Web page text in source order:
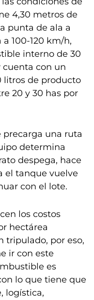
4,30 metros de
punta de ala a
a 100-120 km/h,
interno de 30
cuenta con un
litros de producto
20 y 30 has por
precarga una ruta
determina
despega, hace
el tanque vuelve
con el lote.
los costos
hectárea
tripulado, por eso,
ir con este
es
lo que tiene que
logística,